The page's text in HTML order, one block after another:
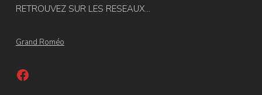
RETROUVEZ SUR LES RESEAUX...
Grand Roméo